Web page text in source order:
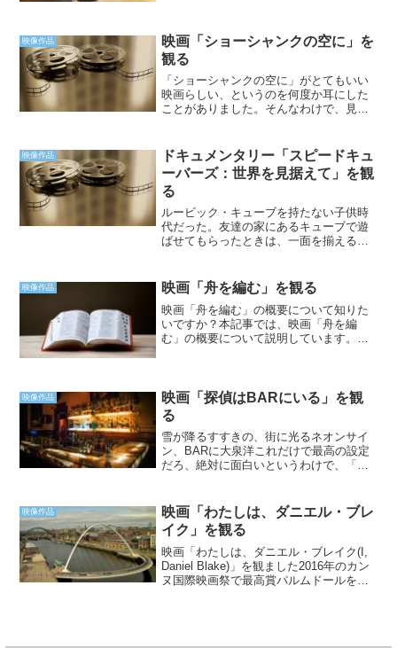
映像作品
映画「ショーシャンクの空に」を
観る
「ショーシャンクの空に」がとてもいい
映画らしい、というのを何度か耳にした
ことがありました。そんなわけで、見て
は、「思ったよりハッピーエンドの映画
だった」でした。殺人の冤...
映像作品
ドキュメンタリー「スピードキュ
ーバーズ：世界を見据えて」を観
る
ルービック・キューブを持たない子供時
代だった。友達の家にあるキューブで遊
ばせてもらったときは、一面を揃えるの
揃えるすげー奴らが世の中にはいる。な
にげなく観たドキュメンタリ...
映像作品 映画「舟を編む」を観る
映画「舟を編む」の概要について知りた
いですか？本記事では、映画「舟を編
む」の概要について説明しています。映
映像作品
映画「探偵はBARにいる」を観
る
雪が降るすすきの、街に光るネオンサイ
ン、BARに大泉洋これだけで最高の設定
だろ、絶対に面白いというわけで、「探
プに入っていたので観たわけですが結果
は、普通に面白...
映像作品
映画「わたしは、ダニエル・ブレ
イク」を観る
映画「わたしは、ダニエル・ブレイク(I,
Daniel Blake)」を観ました2016年のカン
ヌ国際映画祭で最高賞パルムドールを受